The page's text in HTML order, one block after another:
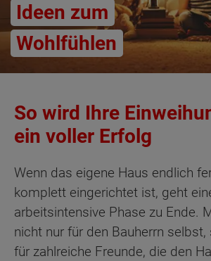
Ideen zum
Wohlfühlen
So wird Ihre
ein voller Erfolg
Wenn das eigene Haus endlich
komplett eingerichtet ist, geht
arbeitsintensive Phase zu Ende.
nicht nur für den Bauherrn selbst,
für zahlreiche Freunde, die den